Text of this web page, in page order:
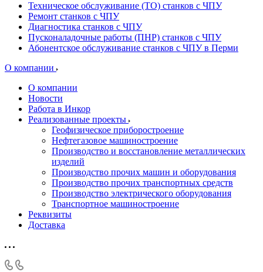
Техническое обслуживание (ТО) станков с ЧПУ
Ремонт станков с ЧПУ
Диагностика станков с ЧПУ
Пусконаладочные работы (ПНР) станков с ЧПУ
Абонентское обслуживание станков с ЧПУ в Перми
О компании
О компании
Новости
Работа в Инкор
Реализованные проекты
Геофизическое приборостроение
Нефтегазовое машиностроение
Производство и восстановление металлических
изделий
Производство прочих машин и оборудования
Производство прочих транспортных средств
Производство электрического оборудования
Транспортное машиностроение
Реквизиты
Доставка